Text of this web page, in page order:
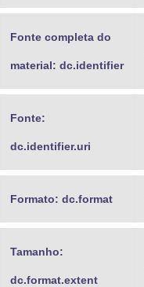
Fonte completa do
material: dc.identifier
Fonte:
dc.identifier.uri
Formato: dc.format
Tamanho:
dc.format.extent